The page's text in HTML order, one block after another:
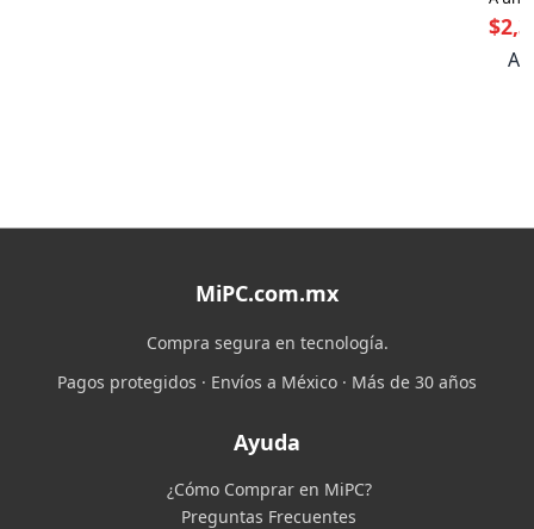
MiPC.com.mx
Compra segura en tecnología.
Pagos protegidos · Envíos a México · Más de 30 años
Ayuda
¿Cómo Comprar en MiPC?
Preguntas Frecuentes